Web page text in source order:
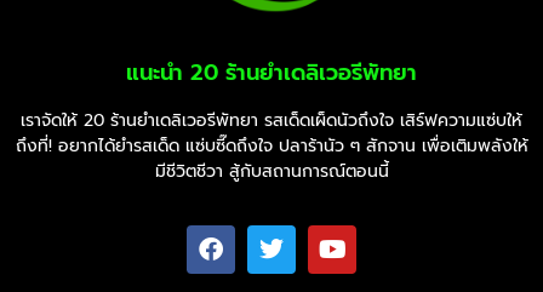
แนะนำ 20 ร้านยำเดลิเวอรีพัทยา
เราจัดให้ 20 ร้านยำเดลิเวอรีพัทยา รสเด็ดเผ็ดนัวถึงใจ เสิร์ฟความแซ่บให้
ถึงที่! อยากได้ยำรสเด็ด แซ่บซี๊ดถึงใจ ปลาร้านัว ๆ สักจาน เพื่อเติมพลังให้
มีชีวิตชีวา สู้กับสถานการณ์ตอนนี้